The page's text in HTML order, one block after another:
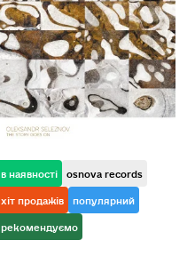
в наявності osnova records
хіт продажів популярний
рекомендуємо